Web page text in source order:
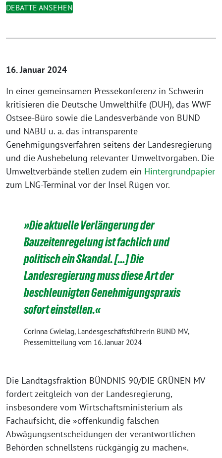
DEBATTE ANSEHEN
16. Januar 2024
In einer gemeinsamen Pressekonferenz in Schwerin
kritisieren die Deutsche Umwelthilfe (DUH), das WWF
Ostsee-Büro sowie die Landesverbände von BUND
und NABU u. a. das intransparente
Genehmigungsverfahren seitens der Landesregierung
und die Aushebelung relevanter Umweltvorgaben. Die
Umweltverbände stellen zudem ein Hintergrundpapier
zum LNG-Terminal vor der Insel Rügen vor.
»Die aktuelle Verlängerung der
Bauzeitenregelung ist fachlich und
politisch ein Skandal. […] Die
Landesregierung muss diese Art der
beschleunigten Genehmigungspraxis
sofort einstellen.«
Corinna Cwielag, Landesgeschäftsführerin BUND MV,
Pressemitteilung vom 16. Januar 2024
Die Landtagsfraktion BÜNDNIS 90/DIE GRÜNEN MV
fordert zeitgleich von der Landesregierung,
insbesondere vom Wirtschaftsministerium als
Fachaufsicht, die »offenkundig falschen
Abwägungsentscheidungen der verantwortlichen
Behörden schnellstens rückgängig zu machen«.